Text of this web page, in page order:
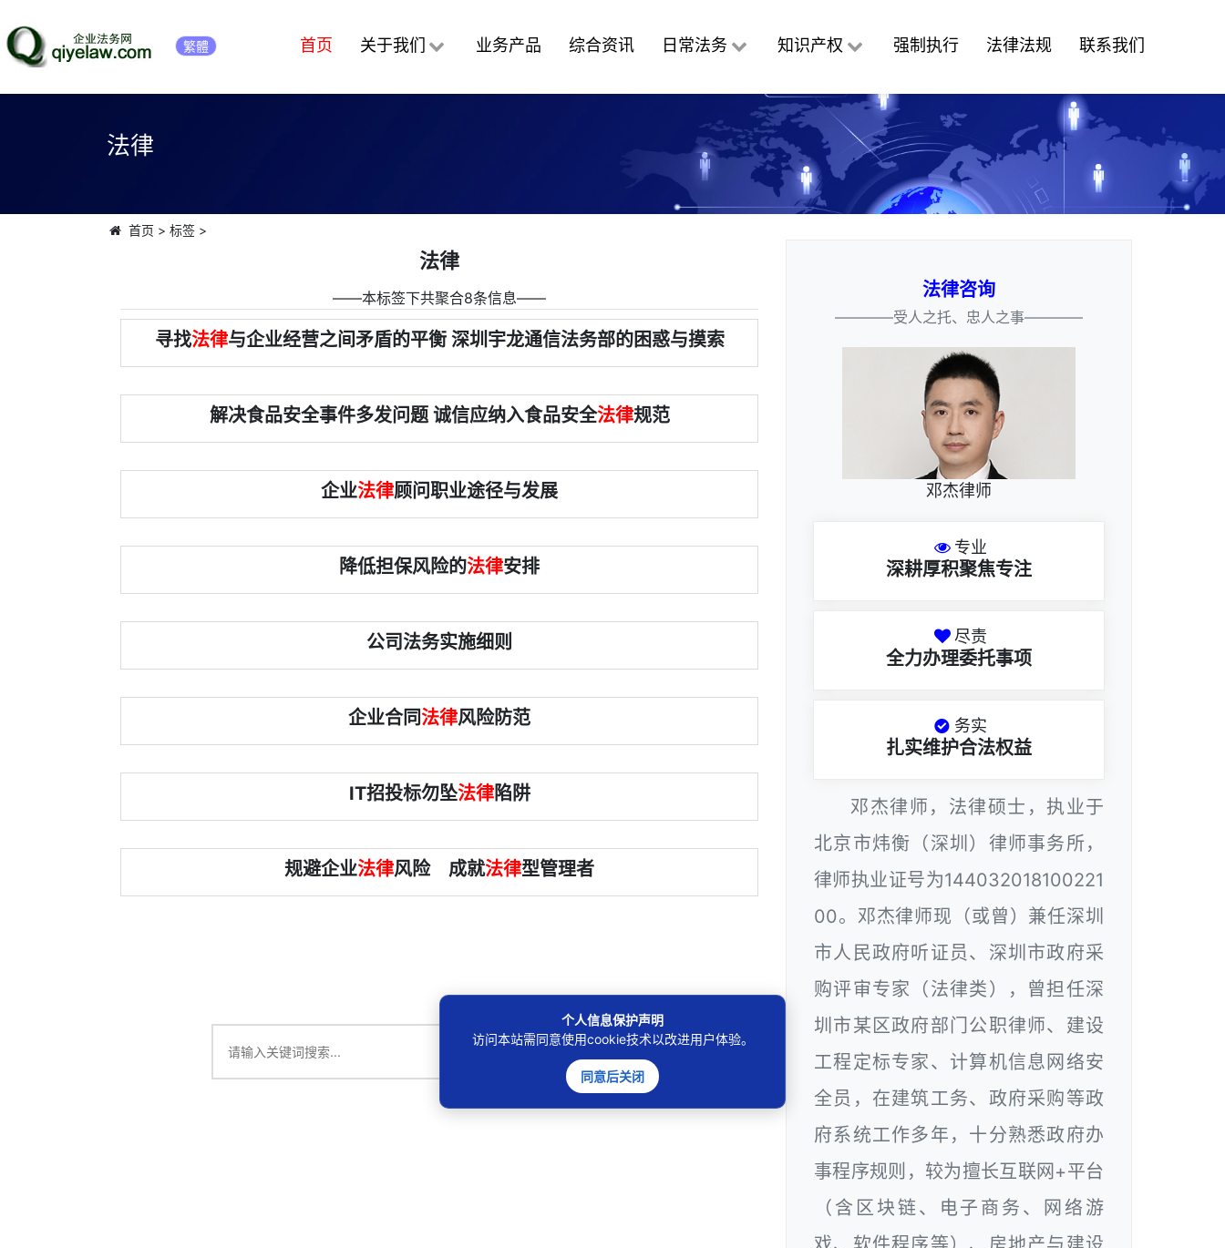
繁體 首页 关于我们 业务产品 综合资讯 日常法务 知识产权 强制执行 法律法规 联系我们
法律
首页 > 标签>
法律
――本标签下共聚合8条信息――
寻找法律与企业经营之间矛盾的平衡 深圳宇龙通信法务部的困惑与摸索
解决食品安全事件多发问题 诚信应纳入食品安全法律规范
企业法律顾问职业途径与发展
降低担保风险的法律安排
公司法务实施细则
企业合同法律风险防范
IT招投标勿坠法律陷阱
规避企业法律风险 成就法律型管理者
🔍
法律咨询
————受人之托、忠人之事————
邓杰律师
专业
深耕厚积聚焦专注
尽责
全力办理委托事项
务实
扎实维护合法权益
邓杰律师，法律硕士，执业于
北京市炜衡（深圳）律师事务所，
律师执业证号为144032018100221
00。邓杰律师现（或曾）兼任深圳
市人民政府听证员、深圳市政府采
购评审专家（法律类），曾担任深
圳市某区政府部门公职律师、建设
工程定标专家、计算机信息网络安
全员，在建筑工务、政府采购等政
府系统工作多年，十分熟悉政府办
事程序规则，较为擅长互联网+平台
（含区块链、电子商务、网络游
个人信息保护声明
访问本站需同意使用cookie技术以改进用户体验。
同意后关闭